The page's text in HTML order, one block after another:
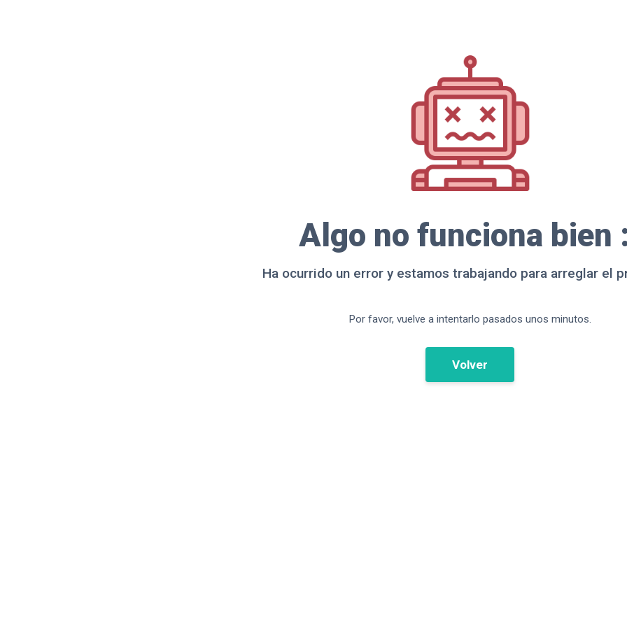
Algo no funciona bien
Ha ocurrido un error y estamos trabajando para arreglar el
Por favor, vuelve a intentarlo pasados unos minutos.
Volver